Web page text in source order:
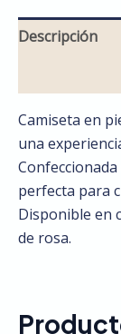
Descripción
Camiseta en
una
perfecta para
Disponible en
de rosa.